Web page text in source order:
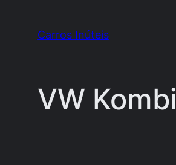
Carros Inúteis
VW Kombi